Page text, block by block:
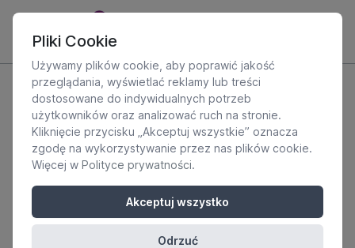
Pliki Cookie
Używamy plików cookie, aby poprawić jakość
przeglądania, wyświetlać reklamy lub treści
dostosowane do indywidualnych potrzeb
użytkowników oraz analizować ruch na stronie.
Kliknięcie przycisku „Akceptuj wszystkie” oznacza
zgodę na wykorzystywanie przez nas plików cookie.
Więcej w Polityce prywatności.
Akceptuj wszystko
Odrzuć